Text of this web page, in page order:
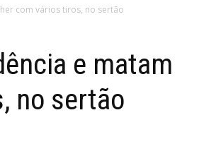
com vários tiros, no sertão
e matam
no sertão